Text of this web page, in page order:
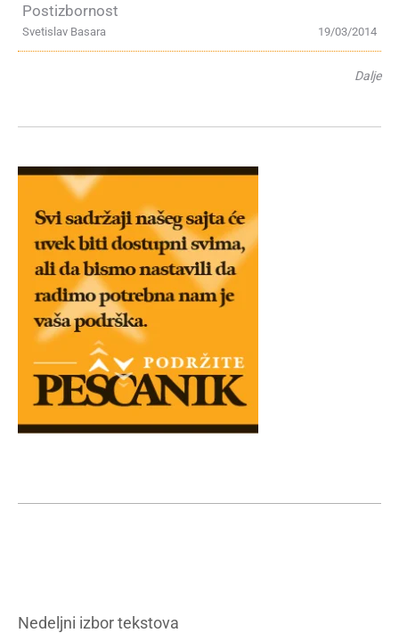
Postizbornost
19/03/2014
Svetislav Basara
Dalje
Nedeljni izbor tekstova